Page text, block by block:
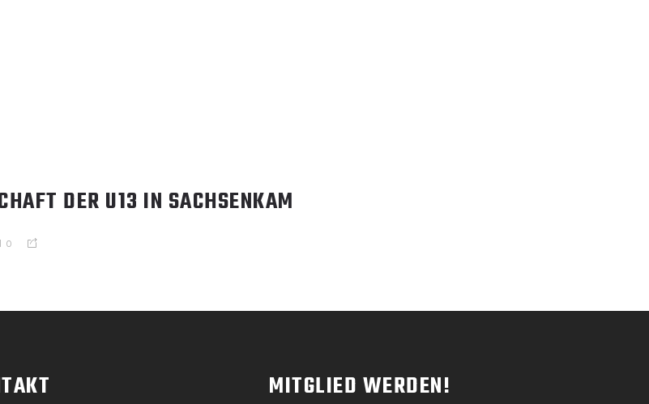
DER U13 IN SACHSENKAM
0
MITGLIED WERDEN!